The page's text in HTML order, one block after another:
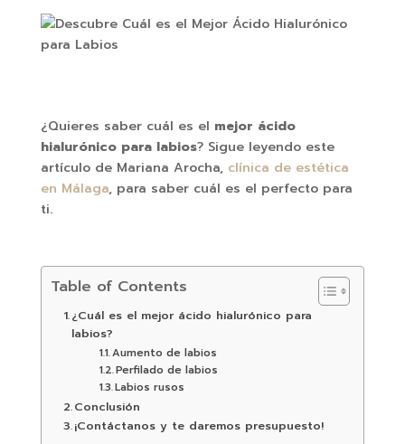
¿Quieres saber cuál es el mejor ácido
hialurónico para labios? Sigue leyendo este
artículo de Mariana Arocha, clínica de estética
en Málaga, para saber cuál es el perfecto para
ti.
Table of Contents
¿Cuál es el mejor ácido hialurónico para
labios?
Aumento de labios
Perfilado de labios
Labios rusos
Conclusión
¡Contáctanos y te daremos presupuesto!